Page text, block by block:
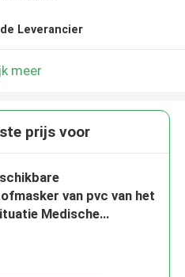
Leverancier
meer
prijs voor
van pvc van het
Medische